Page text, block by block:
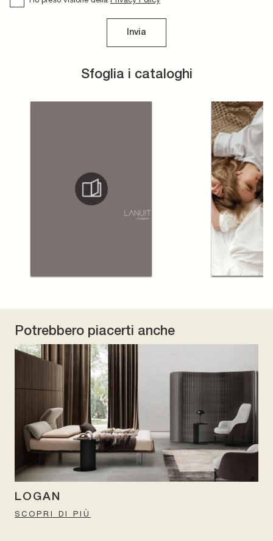
Sfoglia i cataloghi
Invia
Potrebbero piacerti anche
LOGAN
SCOPRI DI PIÙ